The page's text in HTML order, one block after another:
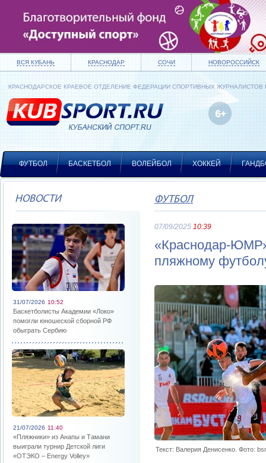
ВСЯ КУБАНЬ КРАСНОДАР СОЧИ НОВОРОССИЙСК
КРАСНОДАРСКОЕ КРАЕВОЕ ОТДЕЛЕНИЕ ФЕДЕРАЦИИ СПОРТИВНЫХ ЖУРНАЛИСТОВ
ФУТБОЛ БАСКЕТБОЛ ВОЛЕЙБОЛ ХОККЕЙ
НОВОСТИ
31/07/2026 10:52
Баскетболисты Академии «Локо»
помогли юношеской сборной РФ
обыграть Сербию
21/07/2026 11:40
«Пляжники» из Анапы и Тамани
выиграли турнир Детской лиги
«ОТЭКО – Energy Volley»
ФУТБОЛ
07/09/2025 10:39
«Краснодар-
пляжному
Текст: Валерия Денисенко. Фото: